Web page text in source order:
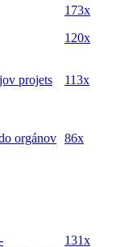
173x
120x
projets
113x
orgánov 86x
131x